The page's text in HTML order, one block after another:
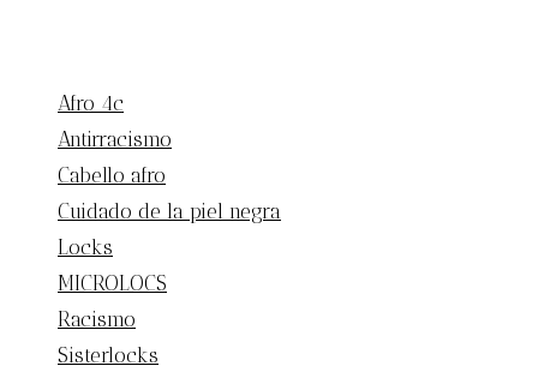
Afro 4c
Antirracismo
Cabello afro
Cuidado de la piel negra
Locks
MICROLOCS
Racismo
Sisterlocks